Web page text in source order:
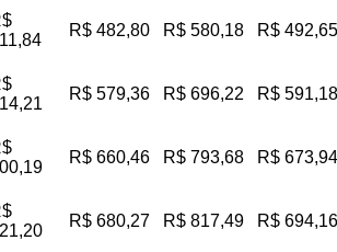
R$ 482,80 R$ 580,18 R$ 492,65
R$ 579,36 R$ 696,22 R$ 591,18
R$ 660,46 R$ 793,68 R$ 673,94
R$ 680,27 R$ 817,49 R$ 694,16